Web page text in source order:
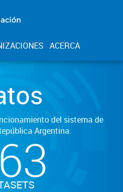
ACERCA
del sistema de
Argentina.